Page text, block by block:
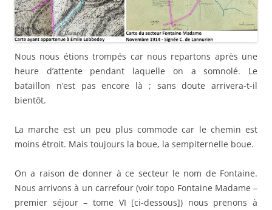
Nous nous étions trompés car nous repartons après une
heure d’attente pendant laquelle on a somnolé. Le
bataillon n’est pas encore là ; sans doute arrivera-t-il
bientôt.
La marche est un peu plus commode car le chemin est
moins étroit. Mais toujours la boue, la sempiternelle boue.
On a raison de donner à ce secteur le nom de Fontaine.
Nous arrivons à un carrefour (voir topo Fontaine Madame –
premier séjour – tome VI [ci-dessous]) nous prenons à